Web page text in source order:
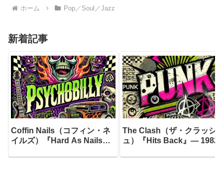
ホーム Pop／Soul／Jazz
新着記事
Coffin Nails（コフィン・ネ
イルズ）『Hard As Nails』
産声を上げたサイコビリーの
The Clash（ザ・クラッシ
ュ）『Hits Back』― 1982
ェアディールのステージに